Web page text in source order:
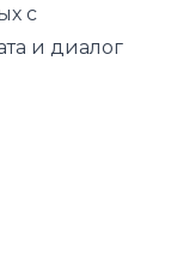
с
и диалог